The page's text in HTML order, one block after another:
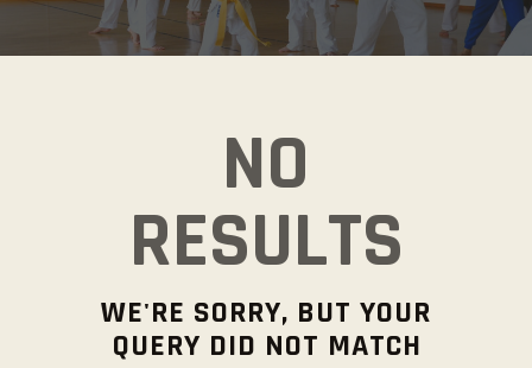
NO
RESULTS
WE'RE SORRY, BUT YOUR
QUERY DID NOT MATCH